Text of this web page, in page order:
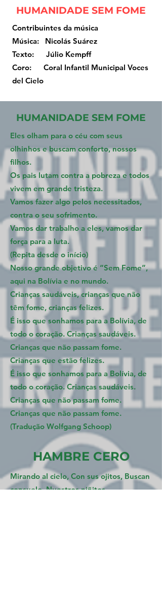
HUMANIDADE SEM FOME
Contribuintes da música
Música: Nicolás Suárez
Texto: Júlio Kempff
Coro: Coral Infantil Municipal Voces
del Cielo
HUMANIDADE SEM FOME
Eles olham para o céu com seus
olhinhos e buscam conforto, nossos
filhos.
Os pais lutam contra a pobreza e todos
vivem em grande tristeza.
Vamos fazer algo pelos necessitados,
contra o seu sofrimento.
Vamos dar trabalho a eles, vamos dar
força para a luta.
(Repita desde o início)
Nosso grande objetivo é “Sem Fome”,
aqui na Bolívia e no mundo.
Crianças saudáveis, crianças que não
têm fome, crianças felizes.
É isso que sonhamos para a Bolívia, de
todo o coração. Crianças saudáveis.
Crianças que não passam fome.
Crianças que estão felizes.
É isso que sonhamos para a Bolívia, de
todo o coração. Crianças saudáveis.
Crianças que não passam fome.
Crianças que não passam fome.
(Tradução Wolfgang Schoop)
HAMBRE CERO
Mirando al cielo, Con sus ojitos, Buscan
consuelo, Nuestros niñitos.